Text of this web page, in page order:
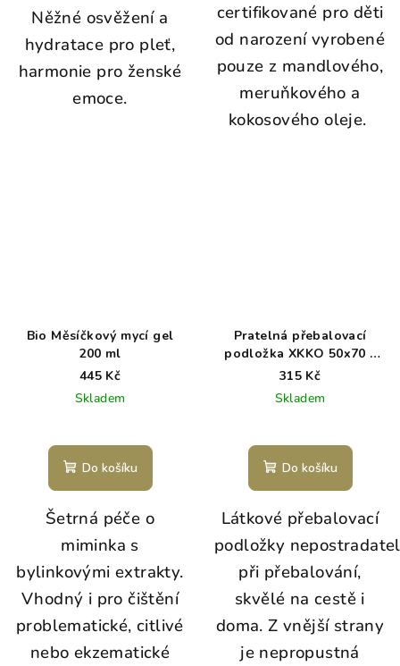
Něžné osvěžení a
hydratace pro pleť,
harmonie pro ženské
emoce.
certifikované pro děti
od narození vyrobené
pouze z mandlového,
meruňkového a
kokosového oleje.
Bio Měsíčkový mycí gel
200 ml
445 Kč
Skladem
Do košíku
Šetrná péče o
miminka s
bylinkovými extrakty.
Vhodný i pro čištění
problematické, citlivé
nebo ekzematické
Pratelná přebalovací
podložka XKKO 50x70 -
Zoo on the road
315 Kč
Skladem
Do košíku
Látkové přebalovací
podložky
při přebalování,
skvělé na cestě i
doma. Z vnější strany
je nepropustná